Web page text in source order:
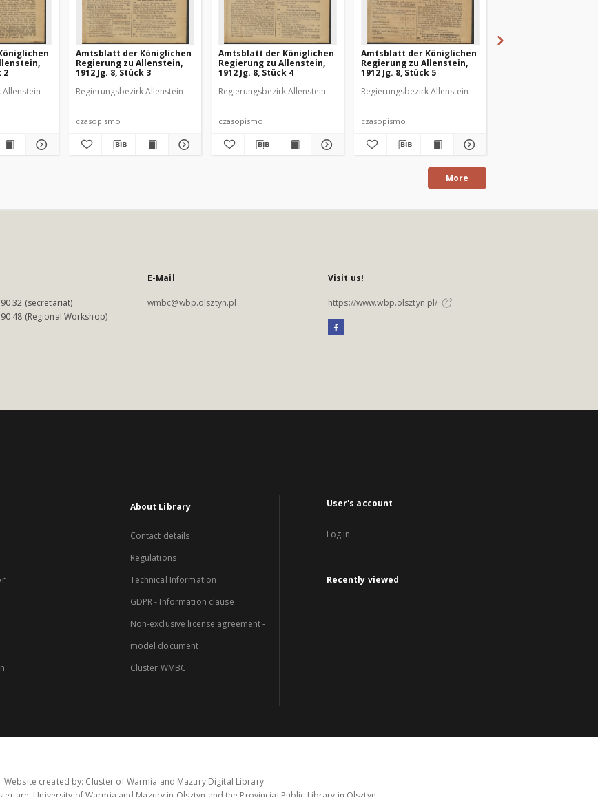
2
Allenstein
Amtsblatt der Königlichen
Regierung zu Allenstein,
1912 Jg. 8, Stück 3
Regierungsbezirk Allenstein
czasopismo
Amtsblatt der Königlichen
Regierung zu Allenstein,
1912 Jg. 8, Stück 4
Regierungsbezirk Allenstein
czasopismo
Amtsblatt der Königlichen
Regierung zu Allenstein,
1912 Jg. 8, Stück 5
Regierungsbezirk Allenstein
czasopismo
More
32 (secretariat)
48 (Regional Workshop)
E-Mail
wmbc@wbp.olsztyn.pl
Visit us!
https://www.wbp.olsztyn.pl/
About Library
Contact details
Regulations
Technical Information
GDPR - Information clause
Non-exclusive license agreement -
model document
Cluster WMBC
User's account
Log in
Recently viewed
Website created by: Cluster of Warmia and Mazury Digital Library.